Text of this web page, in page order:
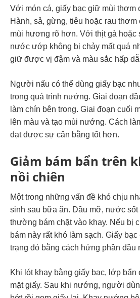
Với món cá, giấy bạc giữ mùi thơm
Hành, sả, gừng, tiêu hoặc rau thơm
mùi hương rõ hơn. Với thịt gà hoặc
nước ướp không bị chảy mất quá
giữ được vị đậm và màu sắc hấp
Người nấu có thể dùng giấy bạc
trong quá trình nướng. Giai đoạn
làm chín bên trong. Giai đoạn cuối
lên màu và tạo mùi nướng. Cách
đạt được sự cân bằng tốt hơn.
Giảm bám bẩn trên
nồi chiên
Một trong những vấn đề khó chịu
sinh sau bữa ăn. Dầu mỡ, nước sốt
thường bám chặt vào khay. Nếu bị
bám này rất khó làm sạch. Giấy
trạng đó bằng cách hứng phần dầu
Khi lót khay bằng giấy bạc, lớp bẩn
mặt giấy. Sau khi nướng, người